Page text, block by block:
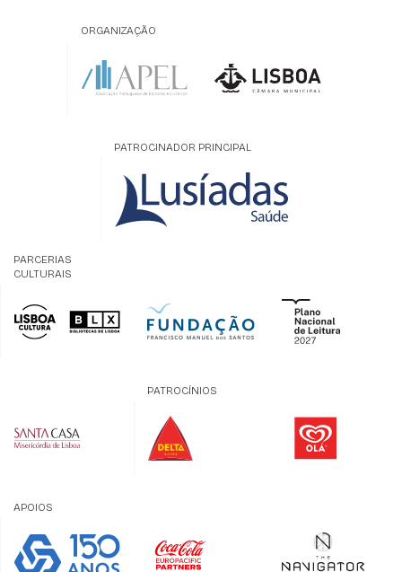
ORGANIZAÇÃO
PATROCINADOR PRINCIPAL
PARCERIAS
CULTURAIS
PATROCÍNIOS
APOIOS